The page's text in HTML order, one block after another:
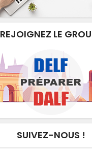
REJOIGNEZ LE
SUIVEZ-NOUS !